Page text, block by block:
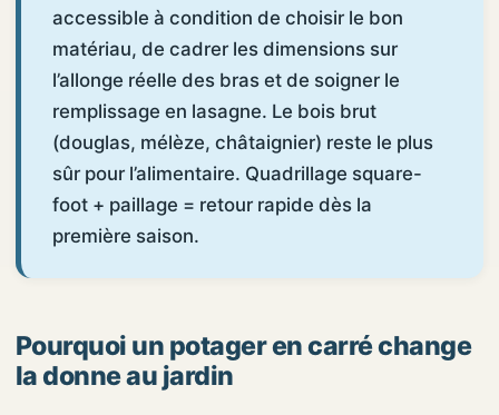
accessible à condition de choisir le bon
matériau, de cadrer les dimensions sur
l’allonge réelle des bras et de soigner le
remplissage en lasagne. Le bois brut
(douglas, mélèze, châtaignier) reste le plus
sûr pour l’alimentaire. Quadrillage square-
foot + paillage = retour rapide dès la
première saison.
Pourquoi un potager en carré change
la donne au jardin